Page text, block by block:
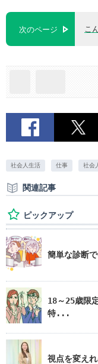
次のページ こ
社会人生活 仕事 社会
関連記事
ピックアップ
簡単な診断
18～25歳限
特...
視点を変え